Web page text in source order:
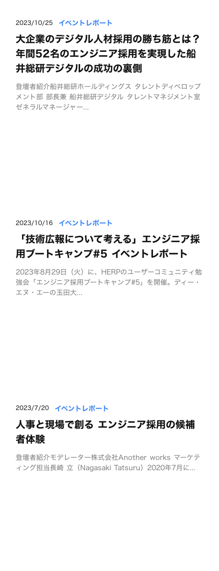
2023/10/25 イベントレポート
大企業のデジタル人材採用の勝ち筋とは？
年間52名のエンジニア採用を実現した船
井総研デジタルの成功の裏側
登壇者紹介船井総研ホールディングス タレントディベロップ
メント部 部長兼 船井総研デジタル タレントマネジメント室
ゼネラルマネージャー...
2023/10/16 イベントレポート
「技術広報について考える」エンジニア採
用ブートキャンプ#5 イベントレポート
2023年8月29日（火）に、HERPのユーザーコミュニティ勉
強会「エンジニア採用ブートキャンプ#5」を開催。ディー・
エヌ・エーの玉田大...
2023/7/20 イベントレポート
人事と現場で創る エンジニア採用の候補
者体験
登壇者紹介モデレーター株式会社Another works マーケテ
ィング担当長崎 立（Nagasaki Tatsuru）2020年7月に...